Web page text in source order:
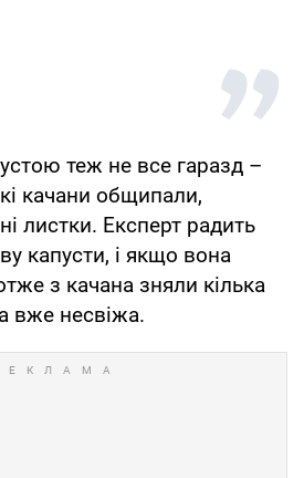
теж не все гаразд –
качани общипали,
листки. Експерт радить
капусти, і якщо вона
з качана зняли кілька
вже несвіжа.